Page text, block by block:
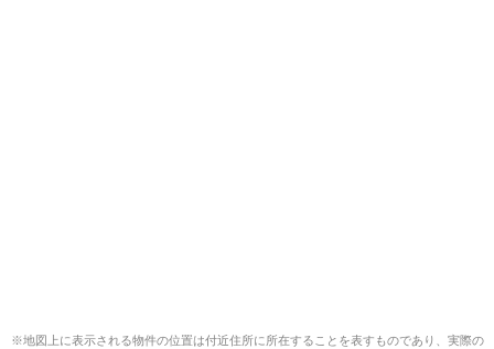
※地図上に表示される物件の位置は付近住所に所在することを表すものであり、実際の